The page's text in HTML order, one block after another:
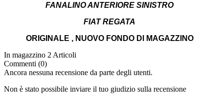
FANALINO ANTERIORE SINISTRO
FIAT REGATA
ORIGINALE , NUOVO FONDO DI MAGAZZINO
In magazzino 2 Articoli
Commenti (0)
Ancora nessuna recensione da parte degli utenti.
Non è stato possibile inviare il tuo giudizio sulla recensione